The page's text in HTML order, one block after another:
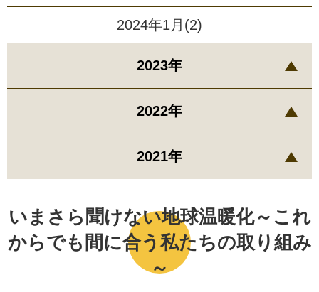
いまさら聞けない地球温暖化～これ
からでも間に合う私たちの取り組み
～
2024年1月(2)
2023年
2022年
2021年